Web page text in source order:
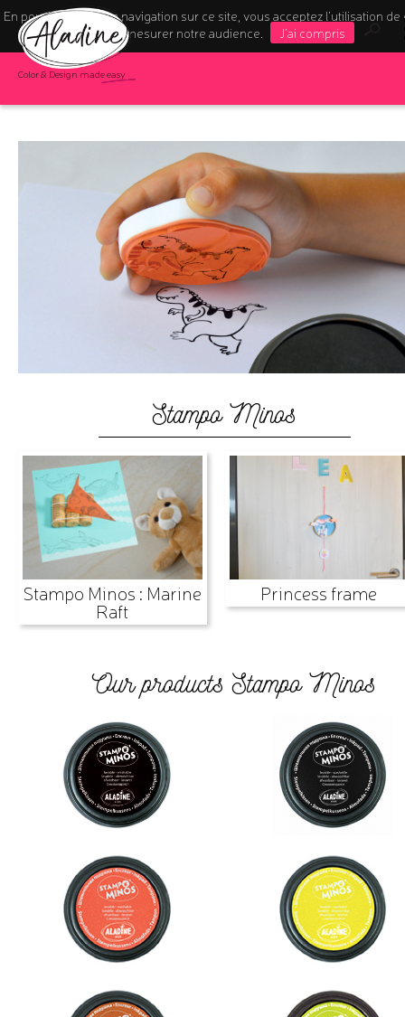
En poursuivant votre navigation sur ce site, vous acceptez l’utilisation de
pour mesurer notre audience.
J'ai compris
Color & Design made easy
Stampo Minos
Stampo Minos : Marine
Raft
Princess frame
Our products Stampo Minos